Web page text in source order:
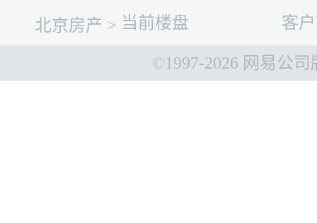
北京房产 > 当前楼盘 客
©1997-2026 网易公